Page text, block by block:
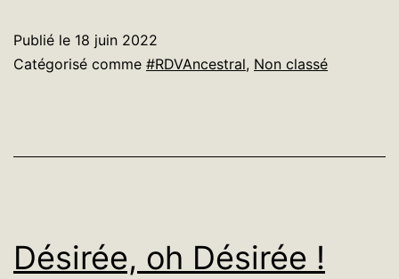
Publié le 18 juin 2022
Catégorisé comme #RDVAncestral, Non classé
Désirée, oh Désirée !